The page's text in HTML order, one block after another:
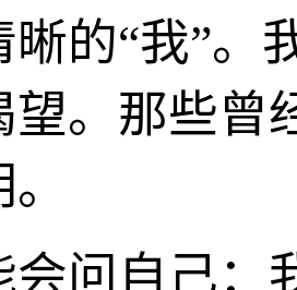
晰的“我”。
望。那些曾
会问自己：